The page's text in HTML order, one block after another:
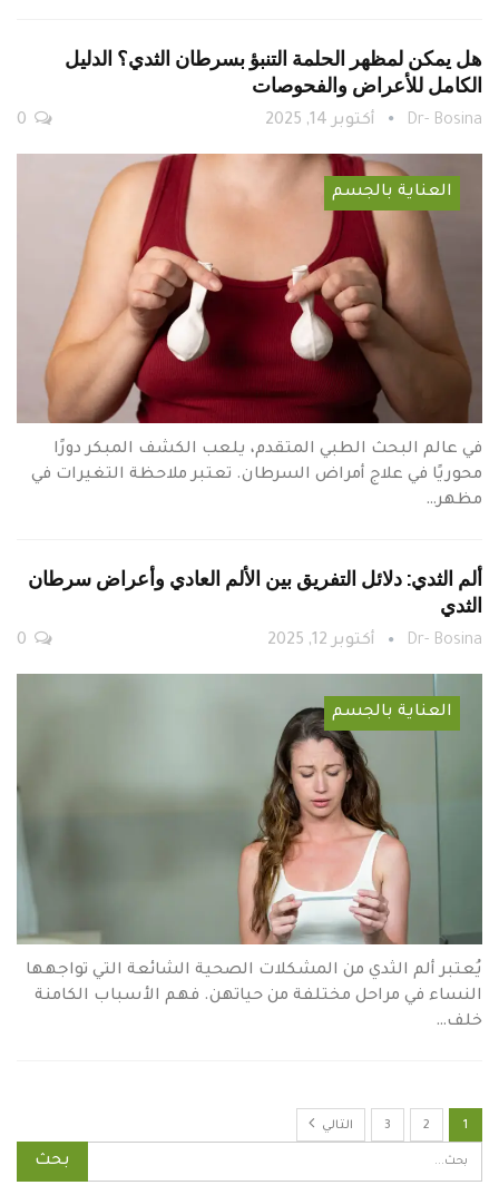
هل يمكن لمظهر الحلمة التنبؤ بسرطان الثدي؟ الدليل
الكامل للأعراض والفحوصات
Dr- Bosina أكتوبر 14, 2025
العناية بالجسم
في عالم البحث الطبي المتقدم، يلعب الكشف المبكر دورًا
محوريًا في علاج أمراض السرطان. تعتبر ملاحظة التغيرات في
مظهر…
ألم الثدي: دلائل التفريق بين الألم العادي وأعراض سرطان
الثدي
Dr- Bosina أكتوبر 12, 2025
العناية بالجسم
يُعتبر ألم الثدي من المشكلات الصحية الشائعة التي تواجهها
النساء في مراحل مختلفة من حياتهن. فهم الأسباب الكامنة
خلف…
1
2
3 التالي